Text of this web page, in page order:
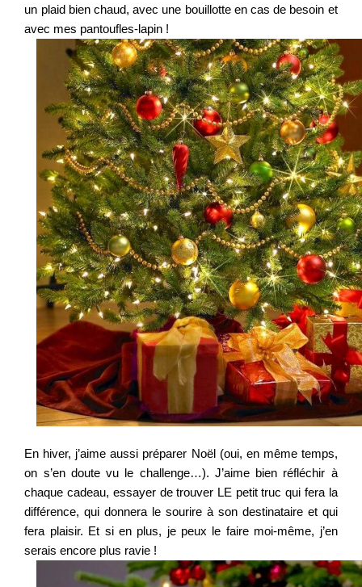
un plaid bien chaud, avec une bouillotte en cas de besoin et
avec mes pantoufles-lapin !
En hiver, j’aime aussi préparer Noël (oui, en même temps,
on s’en doute vu le challenge…). J’aime bien réfléchir à
chaque cadeau, essayer de trouver LE petit truc qui fera la
différence, qui donnera le sourire à son destinataire et qui
fera plaisir. Et si en plus, je peux le faire moi-même, j’en
serais encore plus ravie !